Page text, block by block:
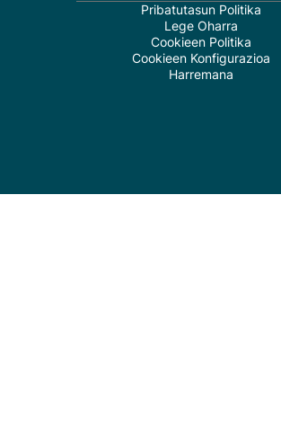
Pribatutasun Politika
Lege Oharra
Cookieen Politika
Cookieen Konfigurazioa
Harremana